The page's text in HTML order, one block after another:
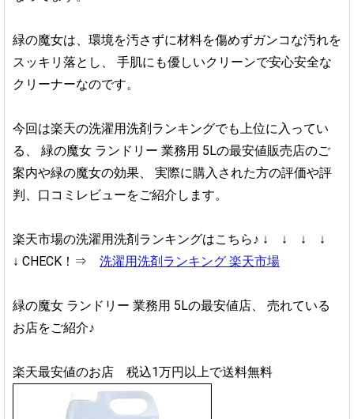
緑の魔女は、環境を汚さずに材料を傷めずガンコな汚れを
スッキリ落とし、
手肌にも優しいクリーンで安心安全な
クリーナーなのです。
今回は楽天の洗濯用洗剤ランキングでも上位に入ってい
る、
緑の魔女 ランドリー 業務用 5Lの最安値販売店のご
案内や緑の魔女の効果、
実際に購入された方の評価や評
判、口コミレビューをご紹介します。
楽天市場の洗濯用洗剤ランキングはこちら♪ ↓ ↓ ↓ ↓
↓ CHECK！⇒ 洗濯用洗剤ランキング 楽天市場
緑の魔女 ランドリー 業務用 5Lの最安値店、
売れている
お店をご紹介♪
楽天最安値のお店 税込1万円以上で送料無料